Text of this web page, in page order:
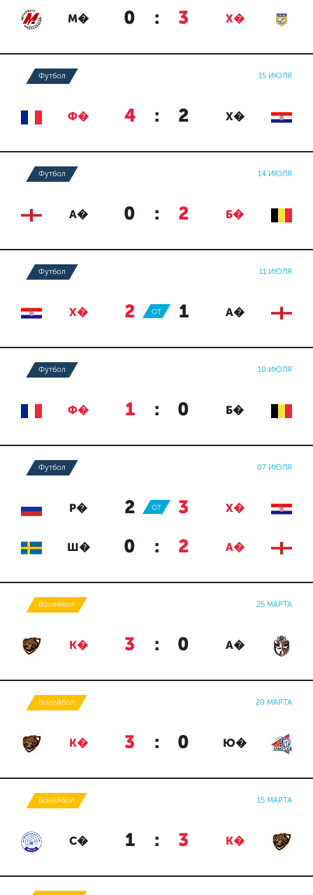
М� 0 : 3 Х�
Футбол 15 ИЮЛЯ
Ф� 4 : 2 Х�
Футбол 14 ИЮЛЯ
А� 0 : 2 Б�
Футбол 11 ИЮЛЯ
Х� 2 : 1 А�
ОТ
Футбол 10 ИЮЛЯ
Ф� 1 : 0 Б�
Футбол 07 ИЮЛЯ
Р� 2 : 3 Х�
ОТ
Ш� 0 : 2 А�
Волейбол 25 МАРТА
К� 3 : 0 А�
Волейбол 20 МАРТА
К� 3 : 0 Ю�
Волейбол 15 МАРТА
С� 1 : 3 К�